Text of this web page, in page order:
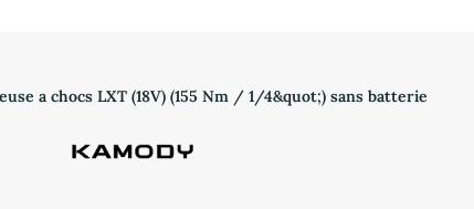
a chocs LXT (18V) (155 Nm / 1/4&quot;) sans batterie